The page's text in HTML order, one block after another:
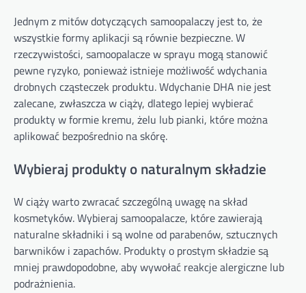
Jednym z mitów dotyczących samoopalaczy jest to, że
wszystkie formy aplikacji są równie bezpieczne. W
rzeczywistości, samoopalacze w sprayu mogą stanowić
pewne ryzyko, ponieważ istnieje możliwość wdychania
drobnych cząsteczek produktu. Wdychanie DHA nie jest
zalecane, zwłaszcza w ciąży, dlatego lepiej wybierać
produkty w formie kremu, żelu lub pianki, które można
aplikować bezpośrednio na skórę.
Wybieraj produkty o naturalnym składzie
W ciąży warto zwracać szczególną uwagę na skład
kosmetyków. Wybieraj samoopalacze, które zawierają
naturalne składniki i są wolne od parabenów, sztucznych
barwników i zapachów. Produkty o prostym składzie są
mniej prawdopodobne, aby wywołać reakcje alergiczne lub
podrażnienia.